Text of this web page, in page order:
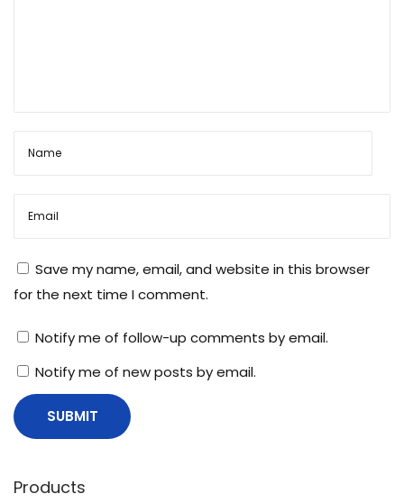
ध्या
ने
वा
ली
ते
Save my name, email, and website in this browser
for the next time I comment.
Notify me of follow-up comments by email.
Notify me of new posts by email.
Products